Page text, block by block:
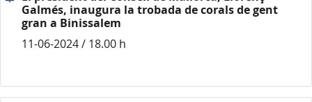
Galmés, inaugura la trobada de corals de gent
gran a Binissalem
11-06-2024 / 18.00 h